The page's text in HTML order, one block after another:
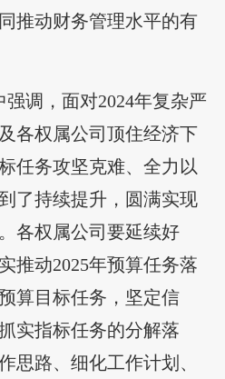
推动财务管理水平的有
调，面对2024年复杂严
各权属公司顶住经济下
任务攻坚克难、全力以
了持续提升，圆满实现
各权属公司要延续好
推动2025年预算任务落
算目标任务，坚定信
实指标任务的分解落
思路、细化工作计划、